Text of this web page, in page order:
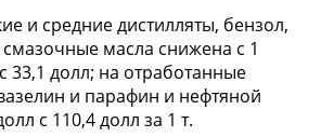
и средние дистилляты, бензол,
масла снижена с 1
33,1 долл; на отработанные
и парафин и нефтяной
с 110,4 долл за 1 т.